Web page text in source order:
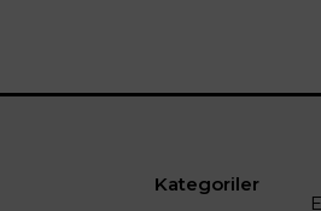
Kategoriler